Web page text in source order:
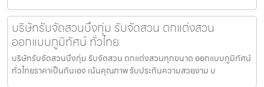
บริษัทรับจัดสวนบึงกุ่ม รับจัดสวน ตกแต่งสวน
ออกแบบภูมิทัศน์ ทั่วไทย
บริษัทรับจัดสวนบึงกุ่ม รับจัดสวน ตกแต่งสวนทุกขนาด ออกแบบภูมิทัศน์
ทั่วไทยราคาเป็นกันเอง เน้นคุณภาพ รับประกันความสวยงาม บ